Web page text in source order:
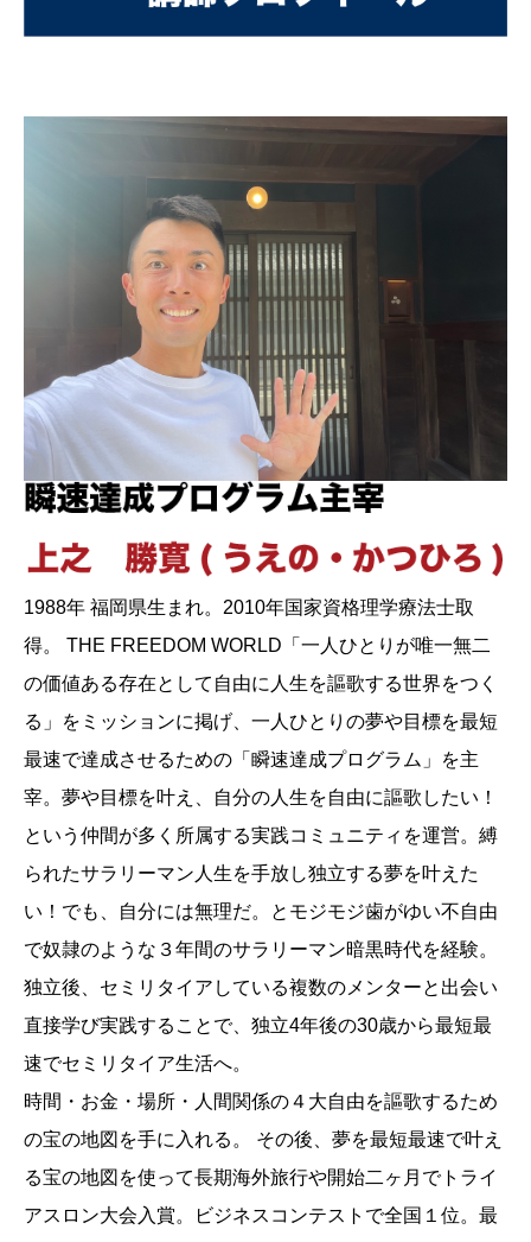
1988年 福岡県生まれ。2010年国家資格理学療法士取
得。 THE FREEDOM WORLD「一人ひとりが唯一無二
の価値ある存在として自由に人生を謳歌する世界をつく
る」をミッションに掲げ、一人ひとりの夢や目標を最短
最速で達成させるための「瞬速達成プログラム」を主
宰。夢や目標を叶え、自分の人生を自由に謳歌したい！
という仲間が多く所属する実践コミュニティを運営。縛
られたサラリーマン人生を手放し独立する夢を叶えた
い！でも、自分には無理だ。とモジモジ歯がゆい不自由
で奴隷のような３年間のサラリーマン暗黒時代を経験。
独立後、セミリタイアしている複数のメンターと出会い
直接学び実践することで、独立4年後の30歳から最短最
速でセミリタイア生活へ。
時間・お金・場所・人間関係の４大自由を謳歌するため
の宝の地図を手に入れる。 その後、夢を最短最速で叶え
る宝の地図を使って長期海外旅行や開始二ヶ月でトライ
アスロン大会入賞。ビジネスコンテストで全国１位。最